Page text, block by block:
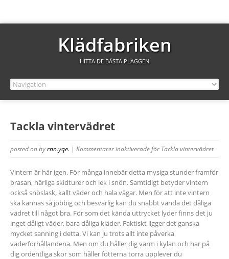
Klädfabriken
HITTA DE BÄSTA PLAGGEN
Tackla vintervädret
posted onbyrnn.yqe. | Kommentarer inaktiveradeför Tackla vintervädret
Vintern är här igen. För många innebär detta mysiga stunder framför
brasan, härliga skidturer och lek i snön. Samtidigt betyder vintern
också snöslask, kallt väder och hala vägar. Men för att inte vintern
ska kännas så jobbig och besvärlig kan du snabbt vända det dåliga
vädret till något bra. För som det kända uttrycket lyder finns det ju
inget dåligt väder, bara dåliga kläder. Faktiskt ligger det ganska
mycket sanning i detta. Vi kan ju trots allt inte påverka
väderförhållandena. Men om du håller dig varm i kylan och har på
dig ordentliga skor som håller fötterna torra upplever du